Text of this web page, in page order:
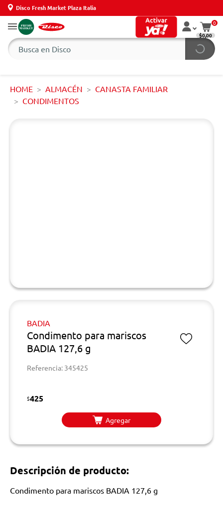
Disco Fresh Market Plaza Italia
0
$0,00
HOME ALMACÉN
CANASTA FAMILIAR
CONDIMENTOS
BADIA
Condimento para mariscos
BADIA 127,6 g
Referencia: 345425
$425
Agregar
Descripción de producto:
Condimento para mariscos BADIA 127,6 g